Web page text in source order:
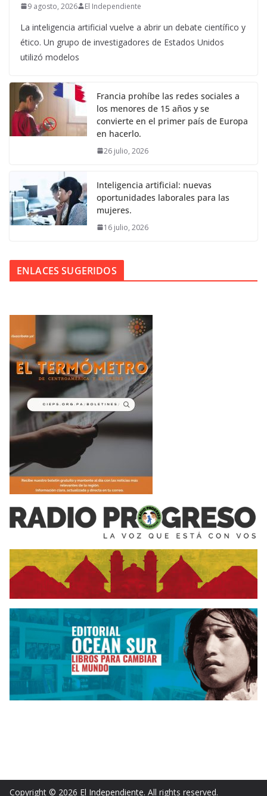
9 agosto, 2026 El Independiente
La inteligencia artificial vuelve a abrir un debate científico y
ético. Un grupo de investigadores de Estados Unidos
utilizó modelos
Francia prohíbe las redes sociales a
los menores de 15 años y se
convierte en el primer país de Europa
en hacerlo.
26 julio, 2026
Inteligencia artificial: nuevas
oportunidades laborales para las
mujeres.
16 julio, 2026
ENLACES SUGERIDOS
Copyright © 2026 El Independiente. All rights reserved.